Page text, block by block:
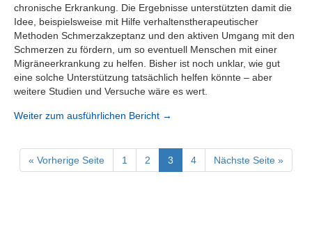
chronische Erkrankung. Die Ergebnisse unterstützten damit die
Idee, beispielsweise mit Hilfe verhaltenstherapeutischer
Methoden Schmerzakzeptanz und den aktiven Umgang mit den
Schmerzen zu fördern, um so eventuell Menschen mit einer
Migräneerkrankung zu helfen. Bisher ist noch unklar, wie gut
eine solche Unterstützung tatsächlich helfen könnte – aber
weitere Studien und Versuche wäre es wert.
Weiter zum ausführlichen Bericht →
« Vorherige Seite 1 2 3 4 Nächste Seite »